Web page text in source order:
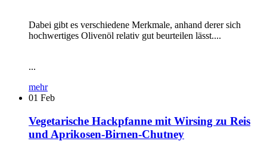
Dabei gibt es verschiedene Merkmale, anhand derer sich
hochwertiges Olivenöl relativ gut beurteilen lässt....
...
mehr
01 Feb
Vegetarische Hackpfanne mit Wirsing zu Reis
und Aprikosen-Birnen-Chutney